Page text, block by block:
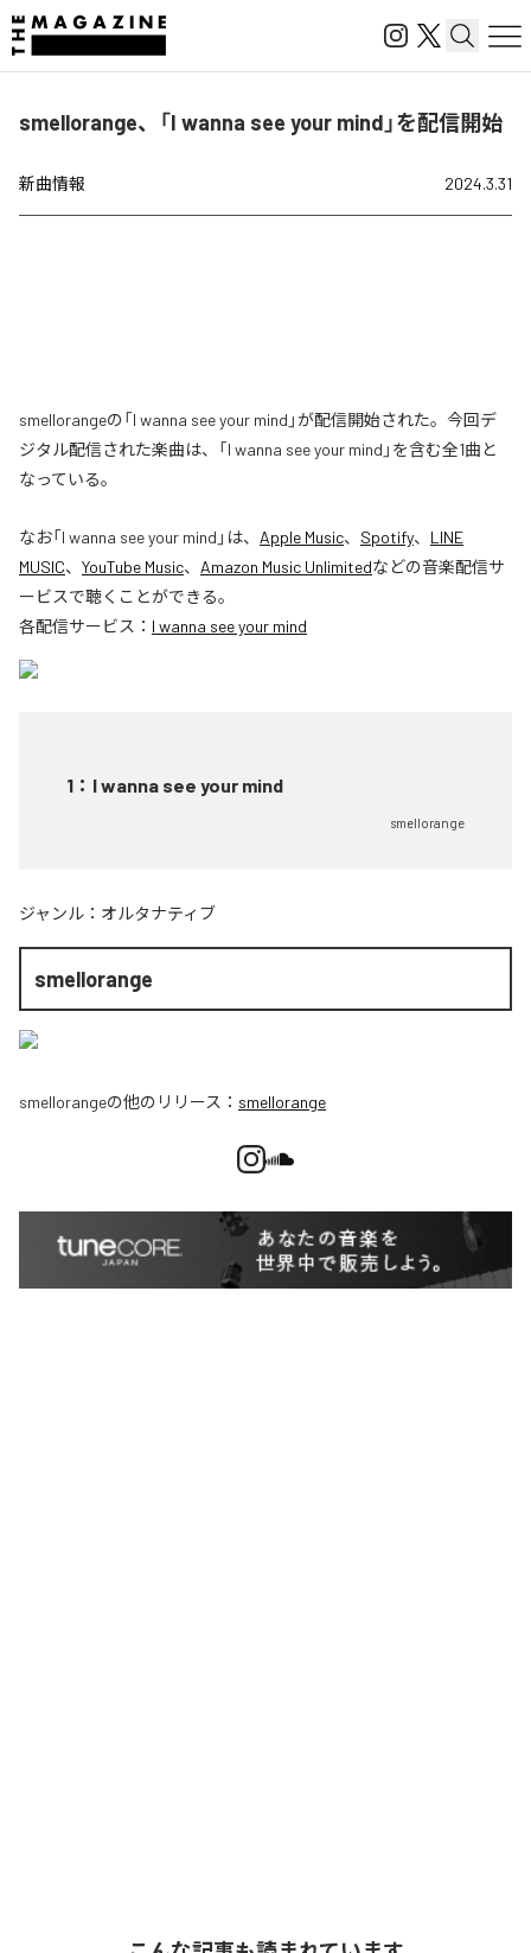
smellorange、「I wanna see your mind」を配信開始
新曲情報 2024.3.31
smellorangeの「I wanna see your mind」が配信開始された。今回デ
ジタル配信された楽曲は、「I wanna see your mind」を含む全1曲と
なっている。
なお「I wanna see your mind 」は、 Apple Music、 Spotify、 LINE
MUSIC、 YouTube Music、 Amazon Music Unlimitedなどの音楽配信サ
ービスで聴くことができる。
各配信サービス： I wanna see your mind
1 ： I wanna see your mind
smellorange
ジャンル： オルタナティブ
smellorange
smellorangeの他のリリース： smellorange